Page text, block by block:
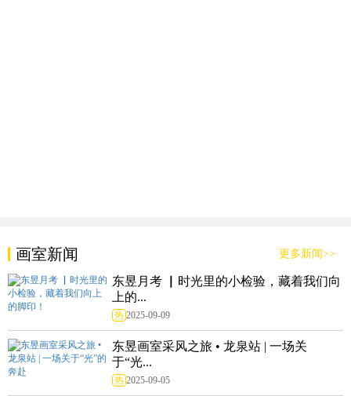
画室新闻 更多新闻>>
东昱月考 ▏时光里的小检验，藏着我们向
上的...
热 2025-09-09
东昱画室采风之旅 • 龙泉站 | 一场关
于“光...
热 2025-09-05